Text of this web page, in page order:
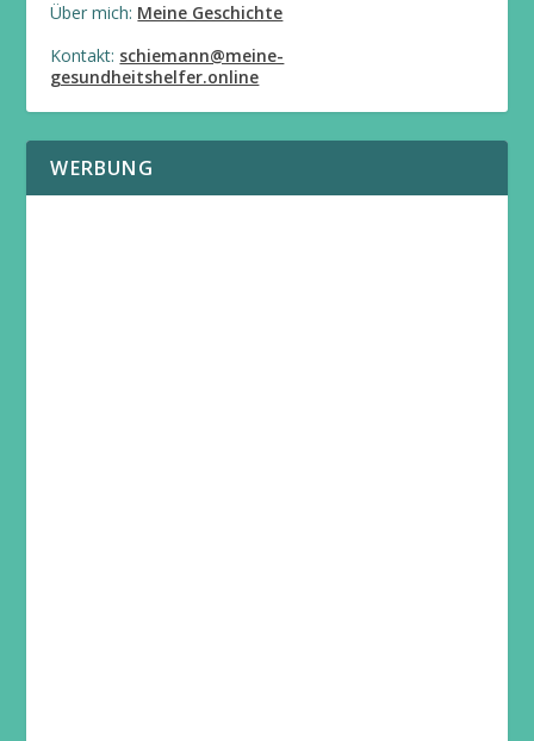
Über mich: Meine Geschichte
Kontakt: schiemann@meine-
gesundheitshelfer.online
WERBUNG